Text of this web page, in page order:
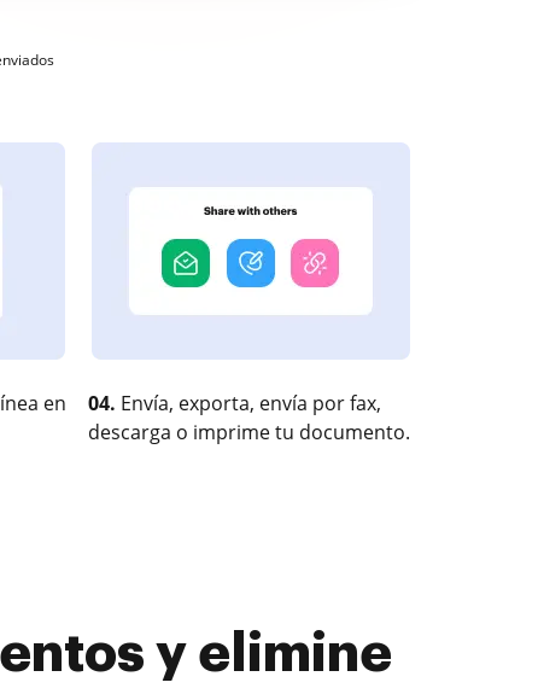
en
04. Envía, exporta, envía por fax,
descarga o imprime tu documento.
y elimine